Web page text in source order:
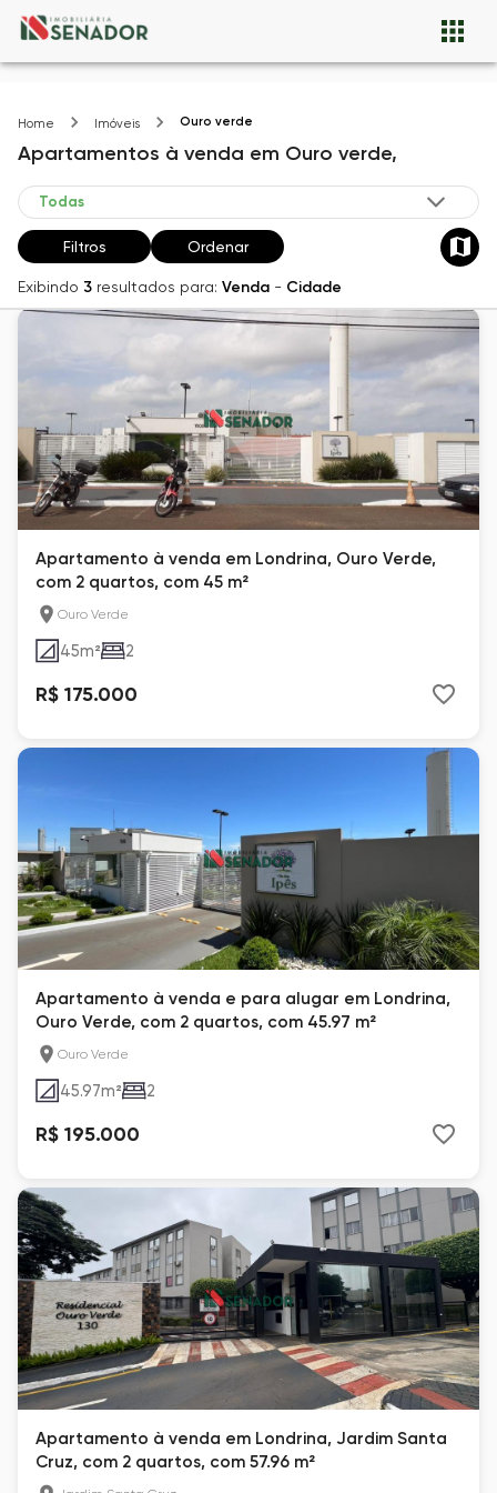
Home Imóveis Ouro verde
Apartamentos à venda em Ouro verde,
Filtros Ordenar
Exibindo 3 resultados para: Venda - Cidade
Apartamento à venda em Londrina, Ouro Verde,
com 2 quartos, com 45 m²
Ouro Verde
45m² 2
R$ 175.000
Apartamento à venda e para alugar em Londrina,
Ouro Verde, com 2 quartos, com 45.97 m²
Ouro Verde
45.97m² 2
R$ 195.000
Apartamento à venda em Londrina, Jardim Santa
Cruz, com 2 quartos, com 57.96 m²